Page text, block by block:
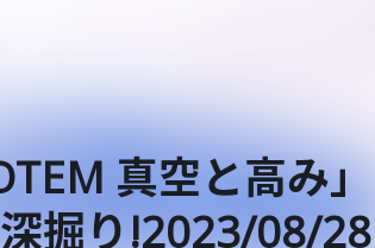
真空と高み
掘り!2023/08/